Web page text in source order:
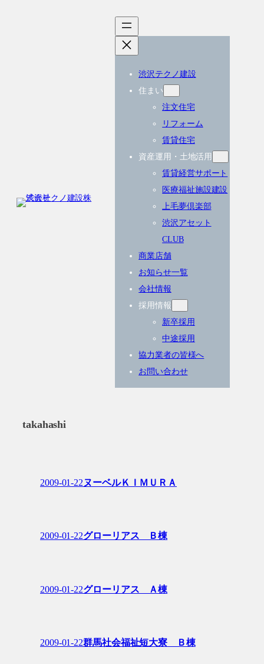
渋沢テクノ建設
住まい
注文住宅
リフォーム
賃貸住宅
資産運用・土地活用
賃貸経営サポート
医療福祉施設建設
上毛夢倶楽部
渋沢アセット
CLUB
商業店舗
お知らせ一覧
会社情報
採用情報
新卒採用
中途採用
協力業者の皆様へ
お問い合わせ
takahashi
2009-01-22ヌーベルＫＩＭＵＲＡ
2009-01-22グローリアス Ｂ棟
2009-01-22グローリアス Ａ棟
2009-01-22群馬社会福祉短大寮 Ｂ棟